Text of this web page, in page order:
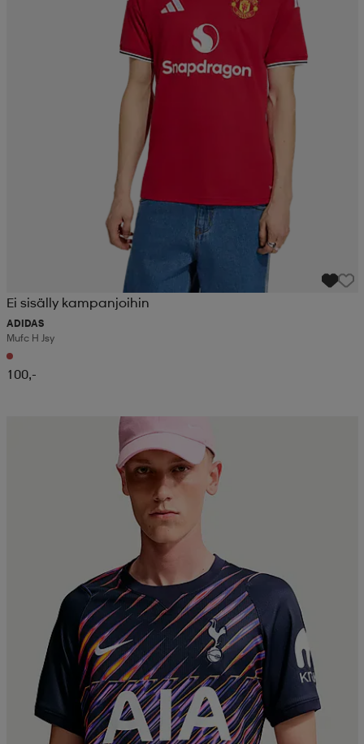
Ei sisälly kampanjoihin
ADIDAS
Mufc H Jsy
100,-